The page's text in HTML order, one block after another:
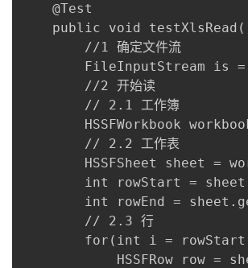
@Test
public void
//1 确定文件流
FileInputStream is =
//2 开始读
// 2.1 工作簿
HSSFWorkbook workbook
// 2.2 工作表
HSSFSheet sheet =
int rowStart =
int rowEnd =
// 2.3 行
for(int i = rowStart ; i
HSSFRow row =